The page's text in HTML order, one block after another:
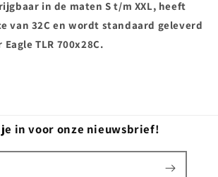
in de maten S t/m XXL, heeft
van 32C en wordt standaard geleverd
TLR 700x28C.
in voor onze nieuwsbrief!